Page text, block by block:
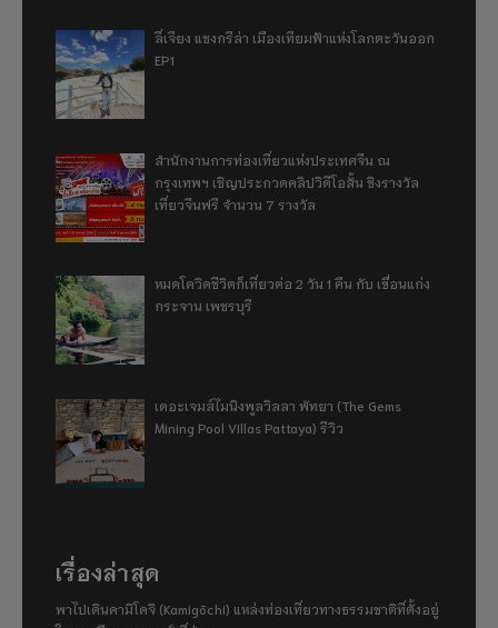
ลี่เจียง แชงกรีล่า เมืองเทียมฟ้าแห่งโลกตะวันออก
EP1
สำนักงานการท่องเที่ยวแห่งประเทศจีน ณ
กรุงเทพฯ เชิญประกวดคลิปวิดีโอสั้น ชิงรางวัล
เที่ยวจีนฟรี จำนวน 7 รางวัล
หมดโควิดชีวิตก็เที่ยวต่อ 2 วัน 1 คืน กับ เขื่อนแก่ง
กระจาน เพชรบุรี
เดอะเจมส์ไมนิงพูลวิลลา พัทยา (The Gems
Mining Pool Villas Pattaya) รีวิว
เรื่องล่าสุด
พาไปเดินคามิโคจิ (Kamigōchi) แหล่งท่องเที่ยวทางธรรมชาติที่ตั้งอยู่